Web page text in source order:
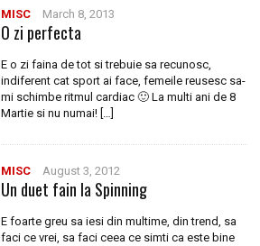
MISC March 8, 2013
O zi perfecta
E o zi faina de tot si trebuie sa recunosc,
indiferent cat sport ai face, femeile reusesc sa-
mi schimbe ritmul cardiac 🙂 La multi ani de 8
Martie si nu numai! […]
MISC August 3, 2012
Un duet fain la Spinning
E foarte greu sa iesi din multime, din trend, sa
faci ce vrei, sa faci ceea ce simti ca este bine